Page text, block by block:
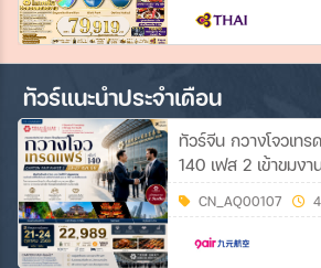
ทัวร์แนะนำประจำเดือน
ทัวร์จีน กวางโจวเท
140 เฟส 2 เข้าขมง
สำหรับบ้านและไลฟ์
CN_AQ00107